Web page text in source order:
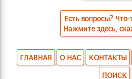
Есть вопросы? Что-
Нажмите здесь,
ГЛАВНАЯ О НАС КОНТАКТЫ
ПОИСК